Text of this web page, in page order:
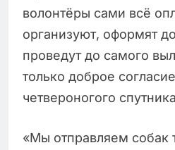
волонтёры сами всё
организуют, оформят
проведут до самого
только доброе
четвероногого
«Мы отправляем собак